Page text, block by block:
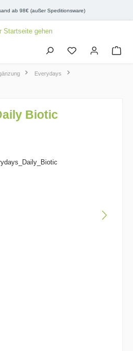
ab 98€ (außer Speditionsware)
Everydays
Biotic